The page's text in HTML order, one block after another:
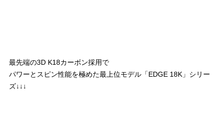
最先端の3D K18カーボン採用で
パワーとスピン性能を極めた最上位モデル「EDGE 18K」シリー
ズ↓↓↓